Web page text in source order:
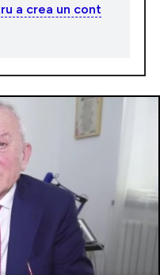
a crea un cont